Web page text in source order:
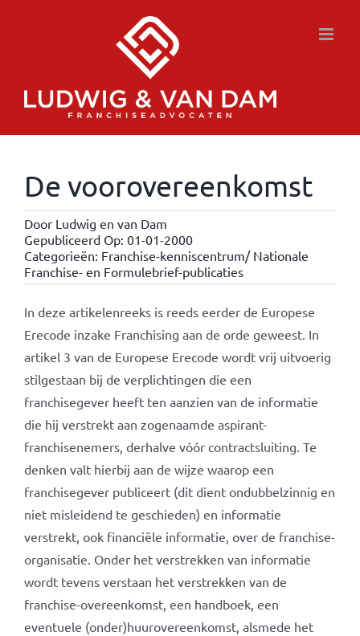
De voorovereenkomst
Door Ludwig en van Dam
Gepubliceerd Op: 01-01-2000
Categorieën: Franchise-kenniscentrum/ Nationale
Franchise- en Formulebrief-publicaties
In deze artikelenreeks is reeds eerder de Europese
Erecode inzake Franchising aan de orde geweest. In
artikel 3 van de Europese Erecode wordt vrij uitvoerig
stilgestaan bij de verplichtingen die een
franchisegever heeft ten aanzien van de informatie
die hij verstrekt aan zogenaamde aspirant-
franchisenemers, derhalve vóór contractsluiting. Te
denken valt hierbij aan de wijze waarop een
franchisegever publiceert (dit dient ondubbelzinnig en
niet misleidend te geschieden) en informatie
verstrekt, ook financiële informatie, over de franchise-
organisatie. Onder het verstrekken van informatie
wordt tevens verstaan het verstrekken van de
franchise-overeenkomst, een handboek, een
eventuele (onder)huurovereenkomst, alsmede het